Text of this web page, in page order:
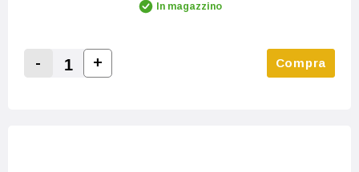
In magazzino
Decrease Quantity:
-
Increase Quantity:
+ Compra